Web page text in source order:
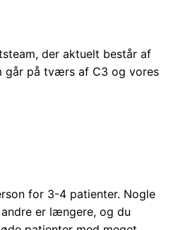
der aktuelt består af
går på tværs af C3 og vores
for 3-4 patienter. Nogle
er længere, og du